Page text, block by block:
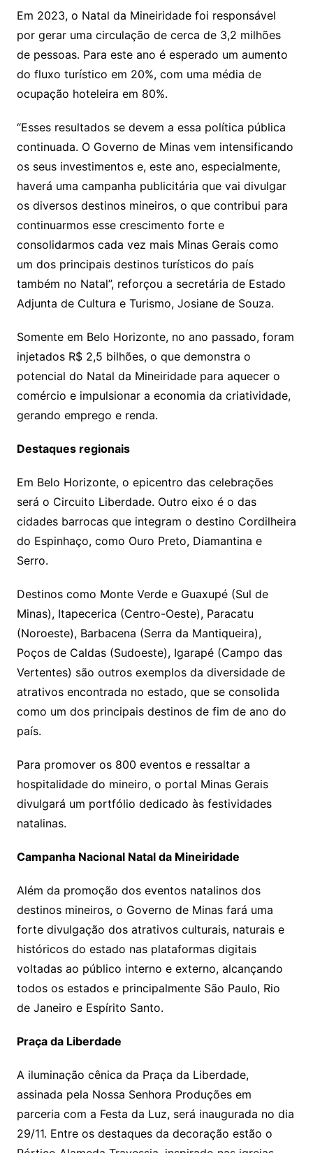
Em 2023, o Natal da Mineiridade foi responsável
por gerar uma circulação de cerca de 3,2 milhões
de pessoas. Para este ano é esperado um aumento
do fluxo turístico em 20%, com uma média de
ocupação hoteleira em 80%.
“Esses resultados se devem a essa política pública
continuada. O Governo de Minas vem intensificando
os seus investimentos e, este ano, especialmente,
haverá uma campanha publicitária que vai divulgar
os diversos destinos mineiros, o que contribui para
continuarmos esse crescimento forte e
consolidarmos cada vez mais Minas Gerais como
um dos principais destinos turísticos do país
também no Natal”, reforçou a secretária de Estado
Adjunta de Cultura e Turismo, Josiane de Souza.
Somente em Belo Horizonte, no ano passado, foram
injetados R$ 2,5 bilhões, o que demonstra o
potencial do Natal da Mineiridade para aquecer o
comércio e impulsionar a economia da criatividade,
gerando emprego e renda.
Destaques regionais
Em Belo Horizonte, o epicentro das celebrações
será o Circuito Liberdade. Outro eixo é o das
cidades barrocas que integram o destino Cordilheira
do Espinhaço, como Ouro Preto, Diamantina e
Serro.
Destinos como Monte Verde e Guaxupé (Sul de
Minas), Itapecerica (Centro-Oeste), Paracatu
(Noroeste), Barbacena (Serra da Mantiqueira),
Poços de Caldas (Sudoeste), Igarapé (Campo das
Vertentes) são outros exemplos da diversidade de
atrativos encontrada no estado, que se consolida
como um dos principais destinos de fim de ano do
país.
Para promover os 800 eventos e ressaltar a
hospitalidade do mineiro, o portal Minas Gerais
divulgará um portfólio dedicado às festividades
natalinas.
Campanha Nacional Natal da Mineiridade
Além da promoção dos eventos natalinos dos
destinos mineiros, o Governo de Minas fará uma
forte divulgação dos atrativos culturais, naturais e
históricos do estado nas plataformas digitais
voltadas ao público interno e externo, alcançando
todos os estados e principalmente São Paulo, Rio
de Janeiro e Espírito Santo.
Praça da Liberdade
A iluminação cênica da Praça da Liberdade,
assinada pela Nossa Senhora Produções em
parceria com a Festa da Luz, será inaugurada no dia
29/11. Entre os destaques da decoração estão o